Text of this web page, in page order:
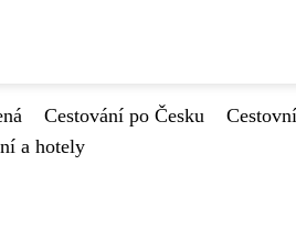
Cestování po Česku
a hotely